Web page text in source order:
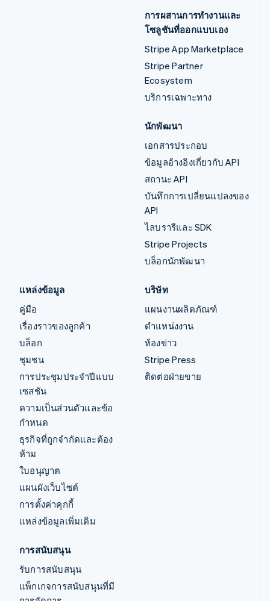
การผสานการทำงานและ
โซลูชันที่ออกแบบเอง
Stripe App Marketplace
Stripe Partner
Ecosystem
บริการเฉพาะทาง
นักพัฒนา
เอกสารประกอบ
ข้อมูลอ้างอิงเกี่ยวกับ API
สถานะ API
บันทึกการเปลี่ยนแปลงของ
API
ไลบรารีและ SDK
Stripe Projects
บล็อกนักพัฒนา
แหล่งข้อมูล
คู่มือ
เรื่องราวของลูกค้า
บล็อก
ชุมชน
การประชุมประจำปีแบบ
เซสชัน
ความเป็นส่วนตัวและข้อ
กำหนด
ธุรกิจที่ถูกจำกัดและต้อง
ห้าม
ใบอนุญาต
แผนผังเว็บไซต์
การตั้งค่าคุกกี้
แหล่งข้อมูลเพิ่มเติม
บริษัท
แผนงานผลิตภัณฑ์
ตำแหน่งงาน
ห้องข่าว
Stripe Press
ติดต่อฝ่ายขาย
การสนับสนุน
รับการสนับสนุน
แพ็กเกจการสนับสนุนที่มี